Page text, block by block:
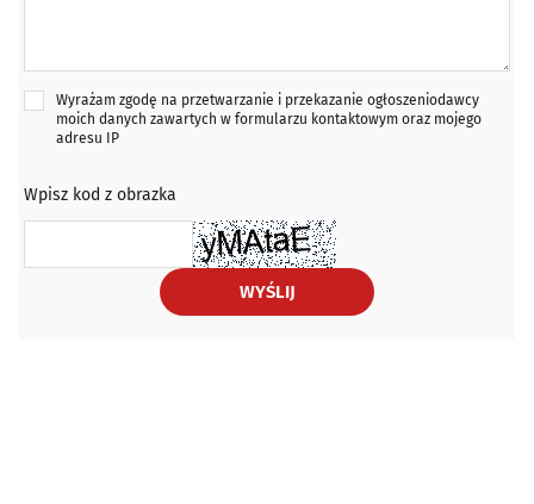
Wyrażam zgodę na przetwarzanie i przekazanie ogłoszeniodawcy
moich danych zawartych w formularzu kontaktowym oraz mojego
adresu IP
Wpisz kod z obrazka
WYŚLIJ